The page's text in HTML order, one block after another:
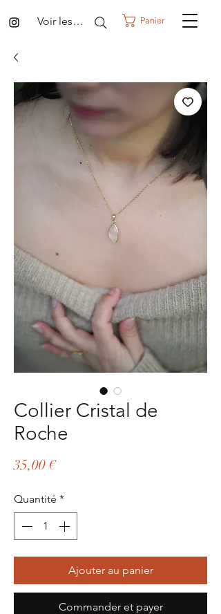
Panier
Voir les points
Collier Cristal de
Roche
35,00 €Prix
Quantité *
Ajouter au panier
Commander et payer